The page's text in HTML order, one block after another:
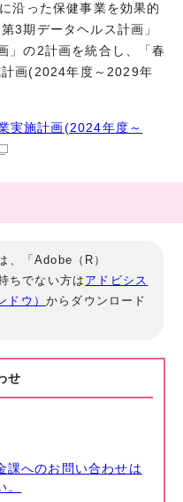
沿った保健事業を効果的
3期データヘルス計画」
」の2計画を統合し、「春
計画(2024年度～2029年
実施計画(2024年度～
、「Adobe（R）
ちでない方は アドビシス
ドウ）からダウンロード
せ
へのお問い合わせは